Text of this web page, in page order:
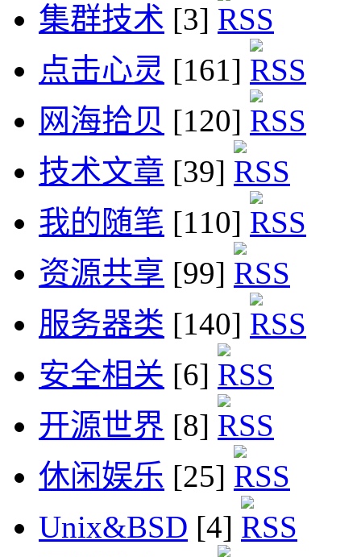
集群技术 [3]
点击心灵 [161]
网海拾贝 [120]
技术文章 [39]
我的随笔 [110]
资源共享 [99]
服务器类 [140]
安全相关 [6]
开源世界 [8]
休闲娱乐 [25]
Unix&BSD [4]